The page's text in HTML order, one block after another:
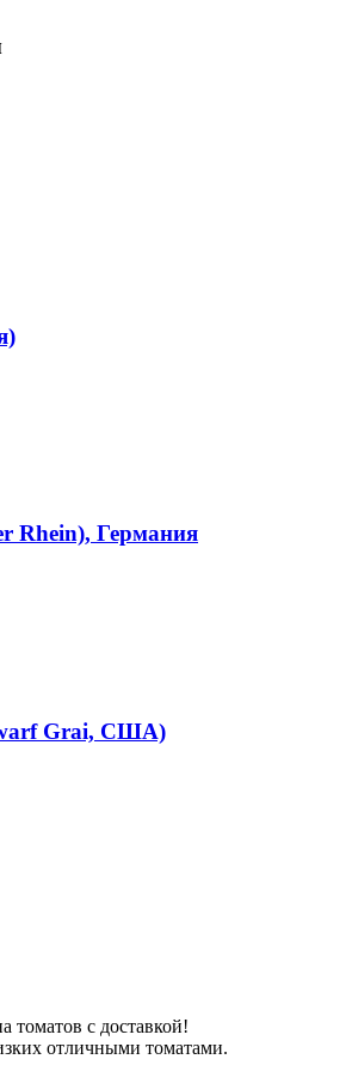
Rhein), Германия
Grai, США)
томатов с доставкой!
отличными томатами.